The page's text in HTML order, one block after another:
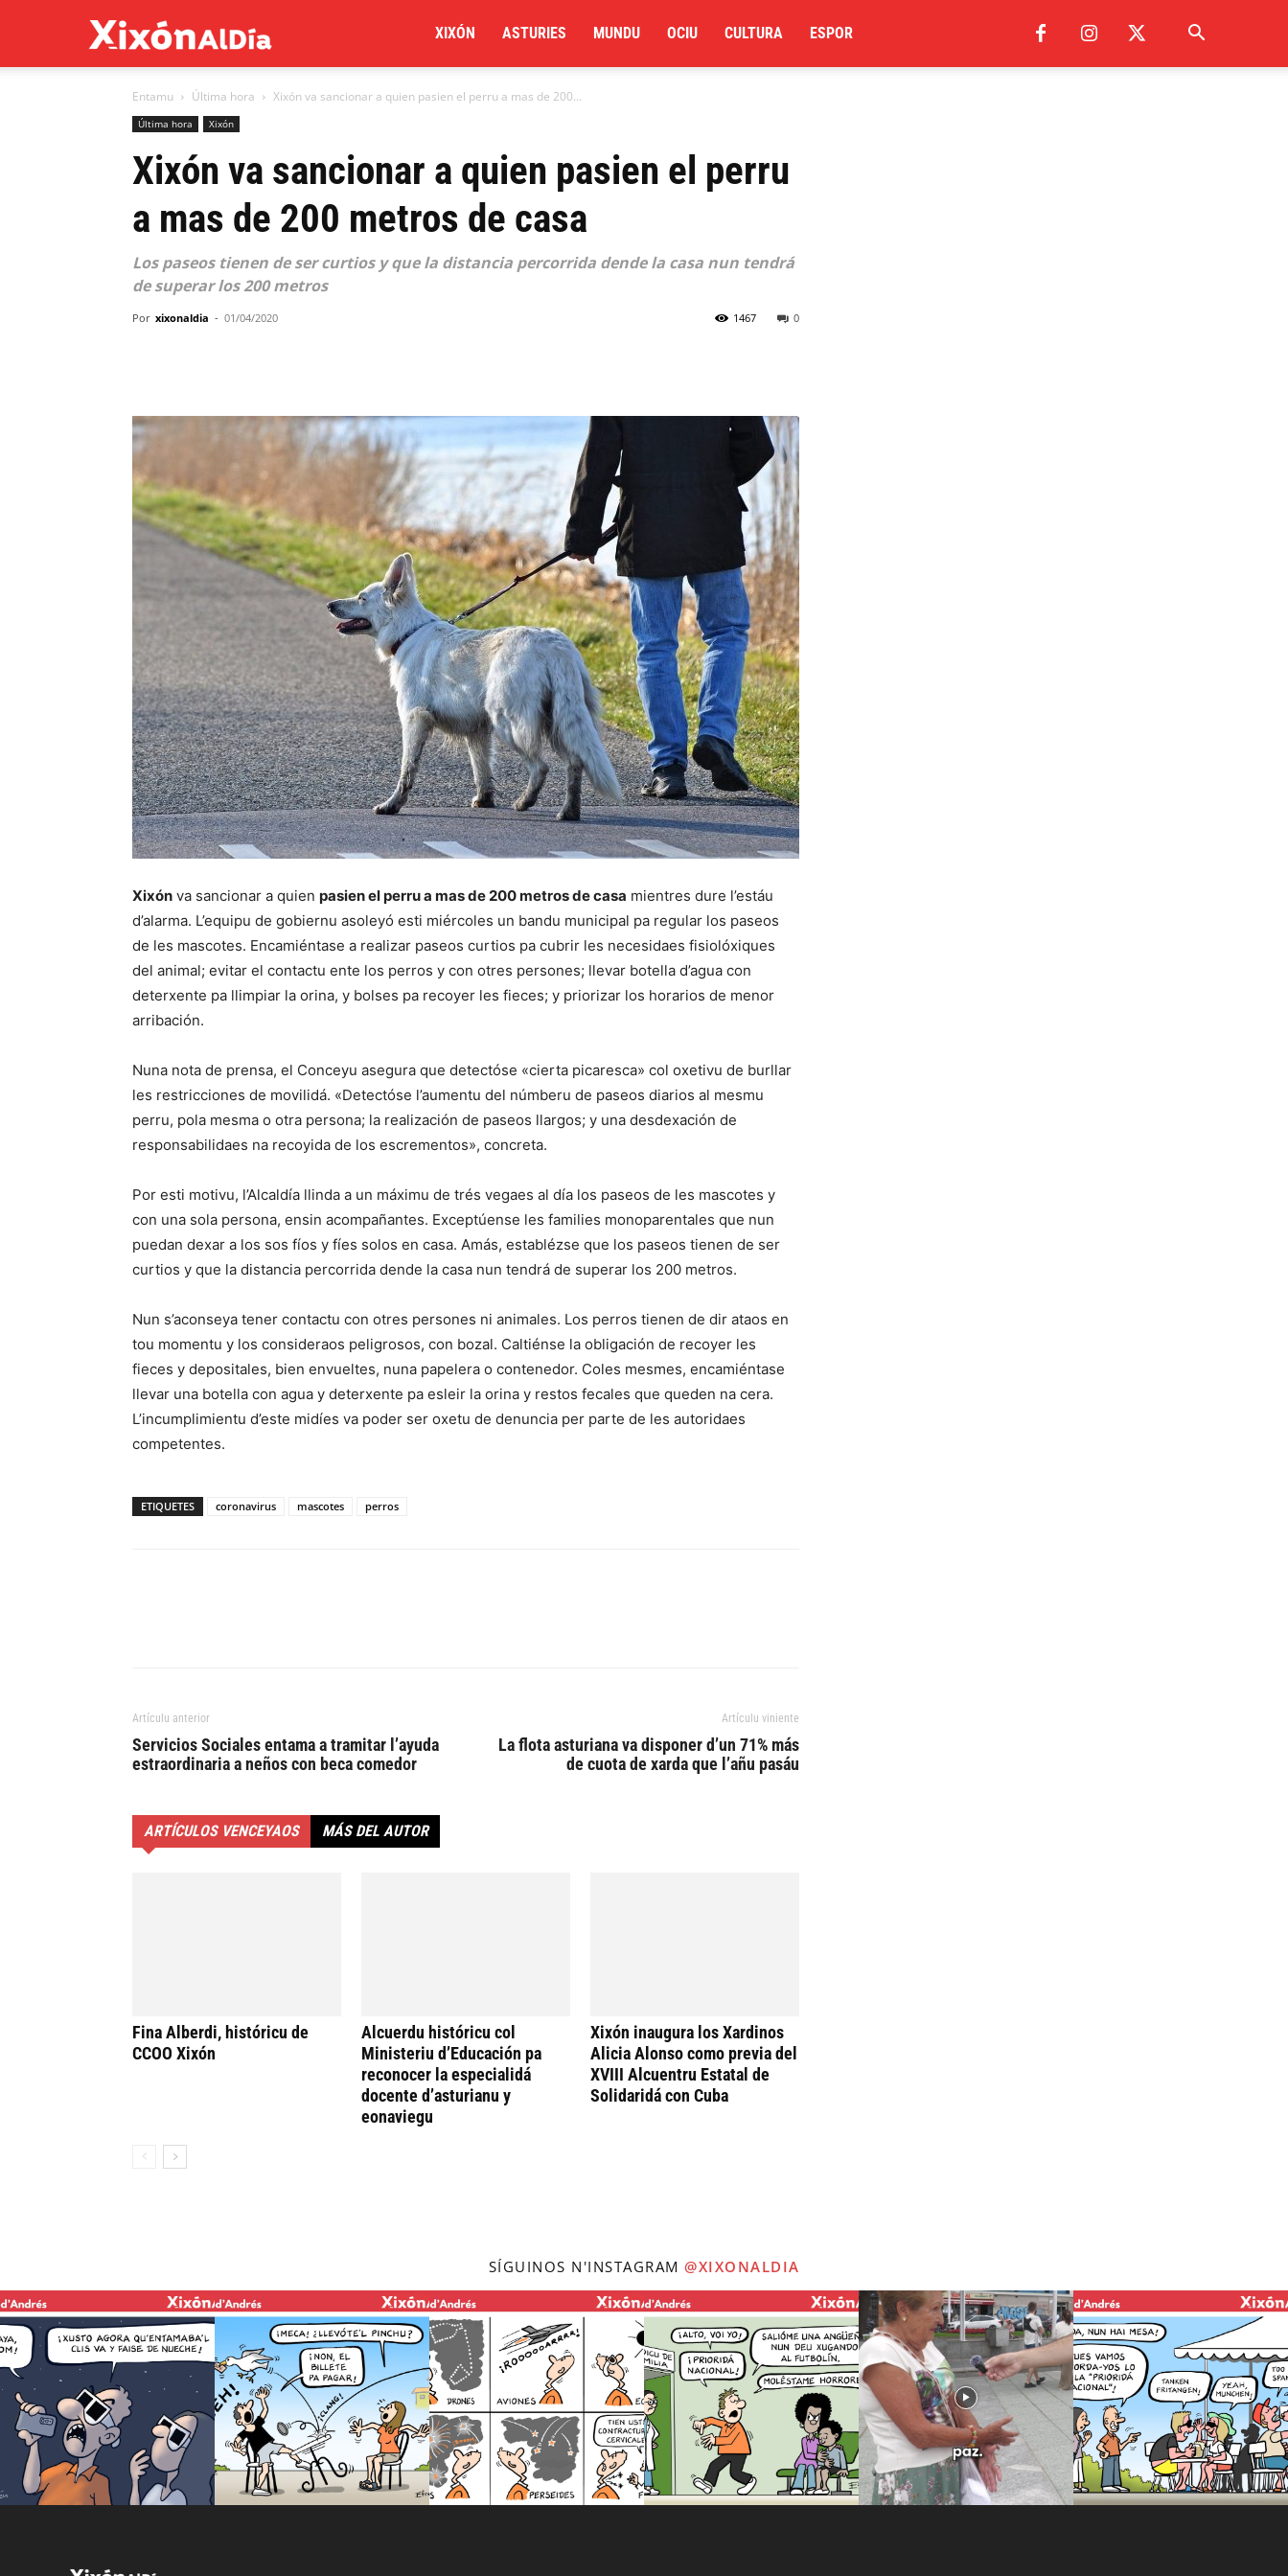
al
día
XIXÓN ASTURIES MUNDU OCIU CULTURA ESPOR
Entamu Última hora Xixón va sancionar a quien pasien el perru a mas de 200...
Última hora Xixón
Xixón va sancionar a quien pasien el perru
a mas de 200 metros de casa
Los paseos tienen de ser curtios y que la distancia percorrida dende la casa nun tendrá
de superar los 200 metros
Por xixonaldia - 01/04/2020 0
1467
Xixón va sancionar a quien pasien el perru a mas de 200 metros de casa mientres dure l’estáu
d’alarma. L’equipu de gobiernu asoleyó esti miércoles un bandu municipal pa regular los paseos
de les mascotes. Encamiéntase a realizar paseos curtios pa cubrir les necesidaes fisiolóxiques
del animal; evitar el contactu ente los perros y con otres persones; llevar botella d’agua con
deterxente pa llimpiar la orina, y bolses pa recoyer les fieces; y priorizar los horarios de menor
arribación.
Nuna nota de prensa, el Conceyu asegura que detectóse «cierta picaresca» col oxetivu de burllar
les restricciones de movilidá. «Detectóse l’aumentu del númberu de paseos diarios al mesmu
perru, pola mesma o otra persona; la realización de paseos llargos; y una desdexación de
responsabilidaes na recoyida de los escrementos», concreta.
Por esti motivu, l’Alcaldía llinda a un máximu de trés vegaes al día los paseos de les mascotes y
con una sola persona, ensin acompañantes. Exceptúense les families monoparentales que nun
puedan dexar a los sos fíos y fíes solos en casa. Amás, establézse que los paseos tienen de ser
curtios y que la distancia percorrida dende la casa nun tendrá de superar los 200 metros.
Nun s’aconseya tener contactu con otres persones ni animales. Los perros tienen de dir ataos en
tou momentu y los consideraos peligrosos, con bozal. Caltiénse la obligación de recoyer les
fieces y depositales, bien envueltes, nuna papelera o contenedor. Coles mesmes, encamiéntase
llevar una botella con agua y deterxente pa esleir la orina y restos fecales que queden na cera.
L’incumplimientu d’este midíes va poder ser oxetu de denuncia per parte de les autoridaes
competentes.
ETIQUETES coronavirus mascotes perros
Artículu anterior
Servicios Sociales entama a tramitar l’ayuda
estraordinaria a neños con beca comedor
Artículu viniente
La flota asturiana va disponer d’un 71% más
de cuota de xarda que l’añu pasáu
ARTÍCULOS VENCEYAOS MÁS DEL AUTOR
Fina Alberdi, históricu de
CCOO Xixón
Alcuerdu históricu col
Ministeriu d’Educación pa
reconocer la especialidá
docente d’asturianu y
eonaviegu
Xixón inaugura los Xardinos
Alicia Alonso como previa del
XVIII Alcuentru Estatal de
Solidaridá con Cuba
SÍGUINOS N'INSTAGRAM @XIXONALDIA